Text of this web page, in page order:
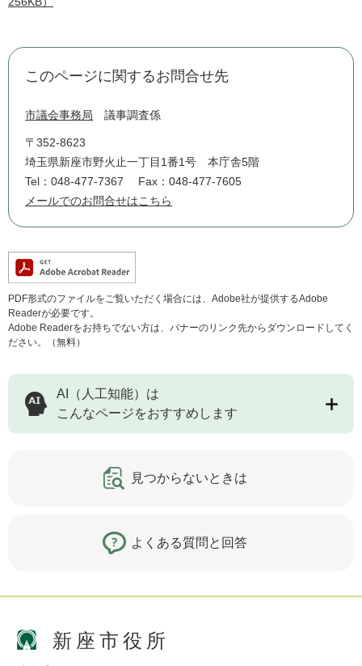
このページに関するお問合せ先
市議会事務局 議事調査係
〒352-8623
埼玉県新座市野火止一丁目1番1号 本庁舎5階
Tel：048-477-7367
Fax：048-477-7605
メールでのお問合せはこちら
PDF形式のファイルをご覧いただく場合には、Adobe社が提供するAdobe
Readerが必要です。
Adobe Readerをお持ちでない方は、バナーのリンク先からダウンロードしてく
ださい。（無料）
AI（人工知能）は
こんなページをおすすめします
見つからないときは
よくある質問と回答
新座市役所